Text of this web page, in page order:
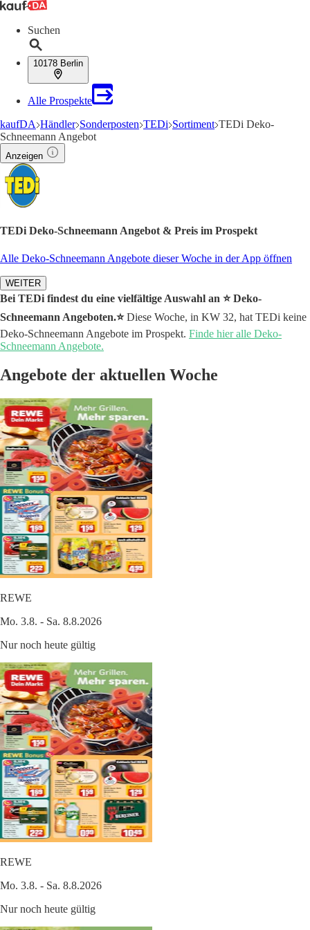
Suchen
10178 Berlin
Alle Prospekte
kaufDA Händler Sonderposten TEDi Sortiment TEDi Deko-
Schneemann Angebot
Anzeigen
TEDi Deko-Schneemann Angebot & Preis im Prospekt
Alle Deko-Schneemann Angebote dieser Woche in der App öffnen
WEITER
Bei TEDi findest du eine vielfältige Auswahl an ⭐️ Deko-
Schneemann Angeboten.⭐️Diese Woche, in KW 32, hat TEDi keine
Deko-Schneemann Angebote im Prospekt. Finde hier alle Deko-
Schneemann Angebote.
Angebote der aktuellen Woche
REWE
Mo. 3.8. - Sa. 8.8.2026
Nur noch heute gültig
REWE
Mo. 3.8. - Sa. 8.8.2026
Nur noch heute gültig